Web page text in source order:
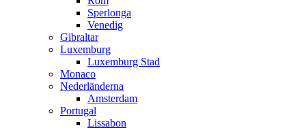
Sperlonga
Venedig
Gibraltar
Luxemburg
Luxemburg Stad
Monaco
Nederländerna
Amsterdam
Portugal
Lissabon